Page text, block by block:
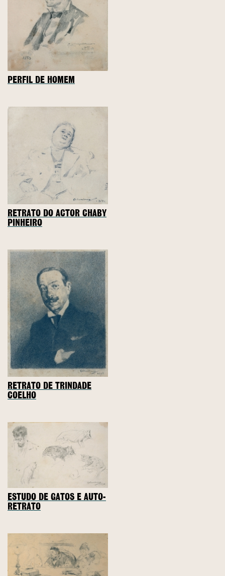
PERFIL DE HOMEM
RETRATO DO ACTOR CHABY
PINHEIRO
RETRATO DE TRINDADE
COELHO
ESTUDO DE GATOS E AUTO-
RETRATO